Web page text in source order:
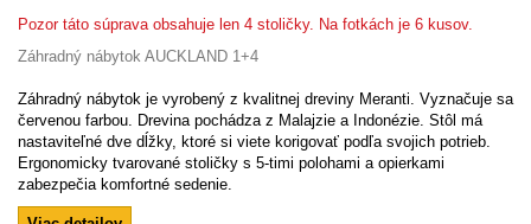
Pozor táto súprava obsahuje len 4 stoličky. Na fotkách je 6 kusov.
Záhradný nábytok AUCKLAND 1+4
Záhradný nábytok je vyrobený z kvalitnej dreviny Meranti. Vyznačuje sa
červenou farbou. Drevina pochádza z Malajzie a Indonézie. Stôl má
nastaviteľné dve dĺžky, ktoré si viete korigovať podľa svojich potrieb.
Ergonomicky tvarované stoličky s 5-timi polohami a opierkami
zabezpečia komfortné sedenie.